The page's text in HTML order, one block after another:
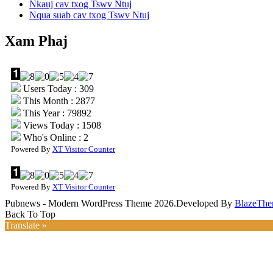
Nkauj cav txog Tswv Ntuj
Nqua suab cav txog Tswv Ntuj
Xam Phaj
Users Today : 309
This Month : 2877
This Year : 79892
Views Today : 1508
Who's Online : 2
Powered By XT Visitor Counter
Powered By XT Visitor Counter
Pubnews - Modern WordPress Theme 2026.Developed By
Back To Top
Translate »